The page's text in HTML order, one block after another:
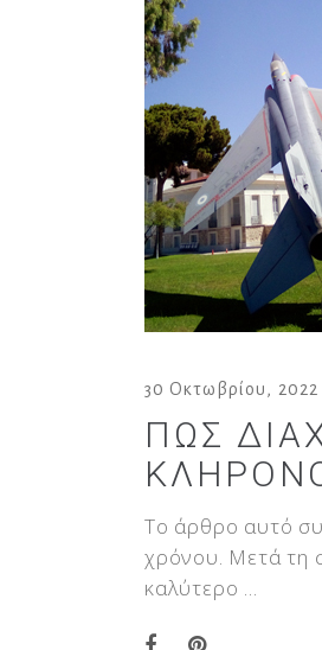
30 Οκτωβρίου, 2022
ΠΏΣ
Το άρθρο αυτό
χρόνου. Μετά τη
καλύτερο